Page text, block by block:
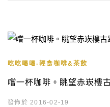
吃吃喝喝-輕食咖啡&茶飲
嚐一杯咖啡。眺望赤崁樓
發佈於 2016-02-19